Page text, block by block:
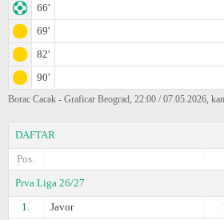
66'
69'
82'
90'
Borac Cacak - Graficar Beograd, 22:00 / 07.05.2026,
DAFTAR
Pos.
Prva Liga 26/27
1.
Javor